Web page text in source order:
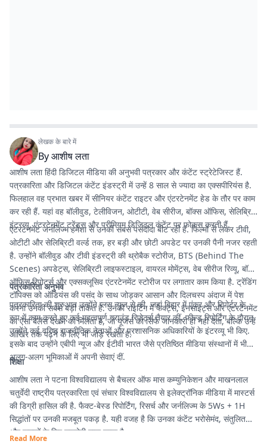
लेखक के बारे में
Byआशीष लता
आशीष लता हिंदी डिजिटल मीडिया की अनुभवी पत्रकार और कंटेंट स्ट्रेटेजिस्ट हैं.
पत्रकारिता और डिजिटल कंटेंट इंडस्ट्री में उन्हें 8 साल से ज्यादा का एक्सपीरियंस है.
फिलहाल वह प्रभात खबर में सीनियर कंटेंट राइटर और एंटरटेनमेंट हेड के तौर पर काम
कर रही हैं. यहां वह बॉलीवुड, टेलीविजन, ओटीटी, वेब सीरीज, बॉक्स ऑफिस, सेलिब्रिटी
इंटरव्यू, एंटरटेनमेंट ट्रेंड्स और प्रीमियम डिजिटल कंटेंट पर फोकस करती हैं.
एंटरटेनमेंट जर्नलिज्म हमेशा से उनकी सबसे पसंदीदा बीट रही है. फिल्मों से लेकर टीवी,
ओटीटी और सेलिब्रिटी वर्ल्ड तक, हर बड़ी और छोटी अपडेट पर उनकी पैनी नजर रहती
है. उन्होंने बॉलीवुड और टीवी इंडस्ट्री की थ्रोबैक स्टोरीज, BTS (Behind The
Scenes) अपडेट्स, सेलिब्रिटी लाइफस्टाइल, वायरल मोमेंट्स, वेब सीरीज रिव्यू, बॉक्स
ऑफिस रिपोर्ट्स और एक्सक्लूसिव एंटरटेनमेंट स्टोरीज पर लगातार काम किया है. ट्रेंडिंग
टॉपिक्स को ऑडियंस की पसंद के साथ जोड़कर आसान और दिलचस्प अंदाज में पेश
करना उनकी सबसे बड़ी ताकत है. उनकी राइटिंग में फैक्ट्स, इनसाइट्स और एंटरटेनमेंट
का ऐसा बैलेंस देखने को मिलता है, जो यूजर्स को सिर्फ जानकारी ही नहीं देता, बल्कि उन्हें
आखिर तक पढ़ने के लिए भी जोड़े रखता है.
पत्रकारिता अनुभव
पत्रकारिता की शुरुआत उन्होंने प्लस न्यूज से की, जहां बिहार में एंकर और रिपोर्टर के
रूप में काम करते हुए कई महत्वपूर्ण ग्राउंड रिपोर्ट्स तैयार कीं. फील्ड रिपोर्टिंग के दौरान
उन्होंने कई वरिष्ठ राजनीतिक नेताओं और प्रशासनिक अधिकारियों के इंटरव्यू भी किए.
इसके बाद उन्होंने एबीपी न्यूज और ईटीवी भारत जैसे प्रतिष्ठित मीडिया संस्थानों में भी
अलग-अलग भूमिकाओं में अपनी सेवाएं दीं.
शिक्षा
आशीष लता ने पटना विश्वविद्यालय से बैचलर ऑफ मास कम्युनिकेशन और माखनलाल
चतुर्वेदी राष्ट्रीय पत्रकारिता एवं संचार विश्वविद्यालय से इलेक्ट्रॉनिक मीडिया में मास्टर्स
की डिग्री हासिल की है. फैक्ट-बेस्ड रिपोर्टिंग, रिसर्च और जर्नलिज्म के 5Ws + 1H
सिद्धांतों पर उनकी मजबूत पकड़ है. यही वजह है कि उनका कंटेंट भरोसेमंद, संतुलित
और पाठकों के लिए उपयोगी माना जाता है.
Read More